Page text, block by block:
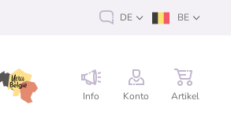
Info Konto Artikel
DE BE